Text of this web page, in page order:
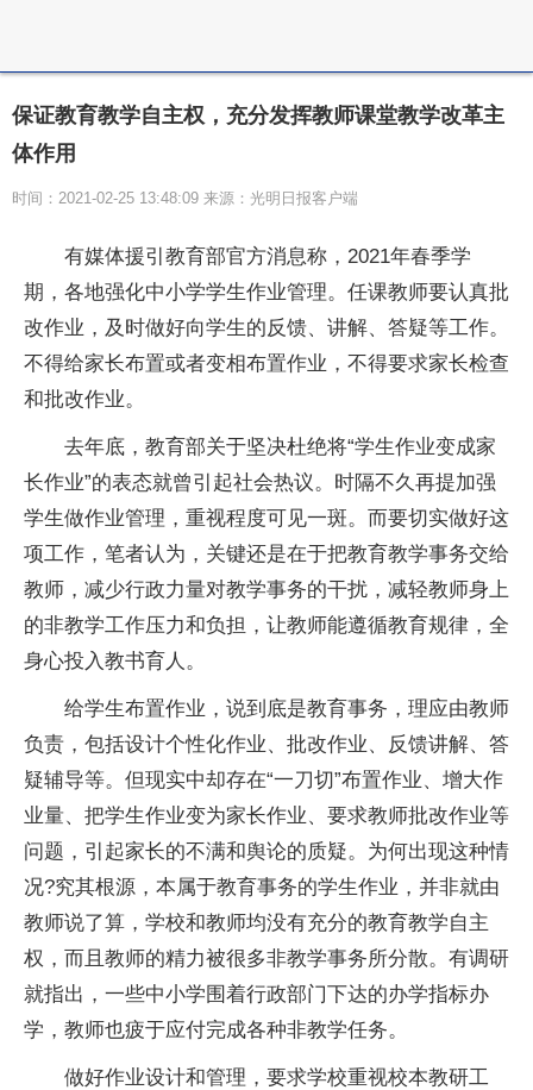
保证教育教学自主权，充分发挥教师课堂教学改革主
体作用
时间：2021-02-25 13:48:09 来源：光明日报客户端
有媒体援引教育部官方消息称，2021年春季学
期，各地强化中小学学生作业管理。任课教师要认真批
改作业，及时做好向学生的反馈、讲解、答疑等工作。
不得给家长布置或者变相布置作业，不得要求家长检查
和批改作业。
去年底，教育部关于坚决杜绝将“学生作业变成家
长作业”的表态就曾引起社会热议。时隔不久再提加强
学生做作业管理，重视程度可见一斑。而要切实做好这
项工作，笔者认为，关键还是在于把教育教学事务交给
教师，减少行政力量对教学事务的干扰，减轻教师身上
的非教学工作压力和负担，让教师能遵循教育规律，全
身心投入教书育人。
给学生布置作业，说到底是教育事务，理应由教师
负责，包括设计个性化作业、批改作业、反馈讲解、答
疑辅导等。但现实中却存在“一刀切”布置作业、增大作
业量、把学生作业变为家长作业、要求教师批改作业等
问题，引起家长的不满和舆论的质疑。为何出现这种情
况?究其根源，本属于教育事务的学生作业，并非就由
教师说了算，学校和教师均没有充分的教育教学自主
权，而且教师的精力被很多非教学事务所分散。有调研
就指出，一些中小学围着行政部门下达的办学指标办
学，教师也疲于应付完成各种非教学任务。
做好作业设计和管理，要求学校重视校本教研工